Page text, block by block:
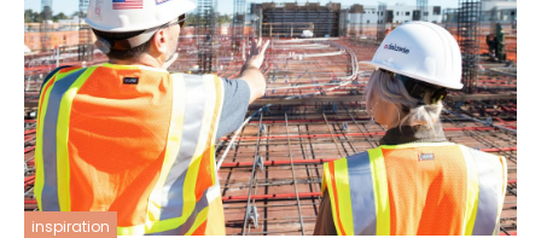
inspiration